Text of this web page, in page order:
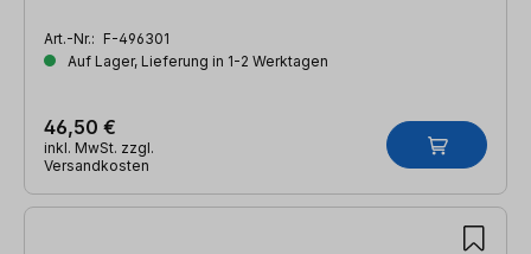
Art.-Nr.: F-496301
Auf Lager, Lieferung in 1-2 Werktagen
46,50 €
inkl. MwSt. zzgl.
Versandkosten